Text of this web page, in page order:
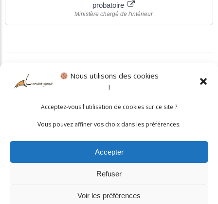
Nous utilisons des cookies
!
Acceptez-vous l'utilisation de cookies sur ce site ?
Vous pouvez affiner vos choix dans les préférences.
Accepter
Refuser
Voir les préférences
probatoire
Ministère chargé de l'intérieur
Politique cookies•Mentions légales